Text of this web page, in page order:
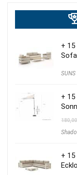
+ 15
SUNS
+
+